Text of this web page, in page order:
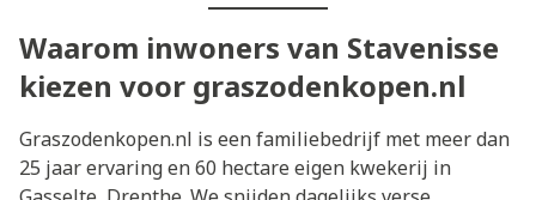
Waarom inwoners van Stavenisse
kiezen voor graszodenkopen.nl
Graszodenkopen.nl is een familiebedrijf met meer dan
25 jaar ervaring en 60 hectare eigen kwekerij in